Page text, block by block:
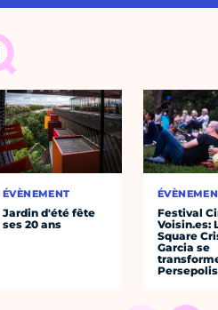
ÉVÈNEMENT
Jardin d'été fête
ses 20 ans
Festival
Voisin.es:
Square
Garcia se